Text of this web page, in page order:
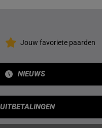
Jouw favoriete paarden
NIEUWS
UITBETALINGEN